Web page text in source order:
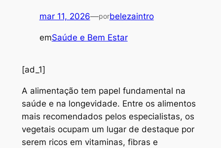
mar 11, 2026—porbelezaintro
emSaúde e Bem Estar
[ad_1]
A alimentação tem papel fundamental na
saúde e na longevidade. Entre os alimentos
mais recomendados pelos especialistas, os
vegetais ocupam um lugar de destaque por
serem ricos em vitaminas, fibras e